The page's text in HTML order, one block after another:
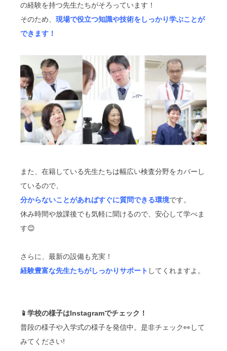
の経験を持つ先生たちがそろっています！
そのため、 現場で役立つ知識や技術をしっかり学ぶことが
できます！
また、在籍している先生たちは幅広い検査分野をカバーし
ているので、
分からないことがあればすぐに質問できる環境です。
休み時間や放課後でも気軽に聞けるので、安心して学べま
す😊
さらに、最新の設備も充実！
経験豊富な先生たちがしっかりサポート してくれますよ。
📱学校の様子はInstagramでチェック！
普段の様子や入学式の様子を発信中。是非チェック👀して
みてください!